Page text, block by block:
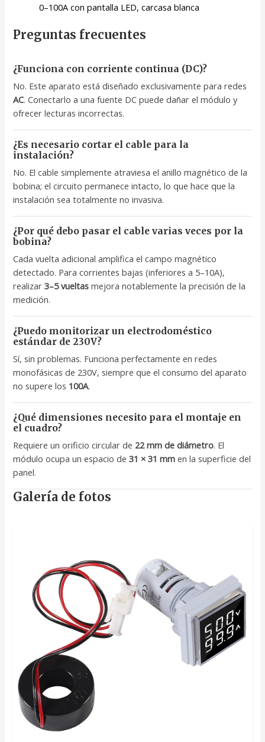
0–100A con pantalla LED, carcasa blanca
Preguntas frecuentes
¿Funciona con corriente continua (DC)?
No. Este aparato está diseñado exclusivamente para redes
AC. Conectarlo a una fuente DC puede dañar el módulo y
ofrecer lecturas incorrectas.
¿Es necesario cortar el cable para la
instalación?
No. El cable simplemente atraviesa el anillo magnético de la
bobina; el circuito permanece intacto, lo que hace que la
instalación sea totalmente no invasiva.
¿Por qué debo pasar el cable varias veces por la
bobina?
Cada vuelta adicional amplifica el campo magnético
detectado. Para corrientes bajas (inferiores a 5–10A),
realizar3–5 vueltas mejora notablemente la precisión de la
medición.
¿Puedo monitorizar un electrodoméstico
estándar de 230V?
Sí, sin problemas. Funciona perfectamente en redes
monofásicas de 230V, siempre que el consumo del aparato
no supere los 100A.
¿Qué dimensiones necesito para el montaje en
el cuadro?
Requiere un orificio circular de 22 mm de diámetro. El
módulo ocupa un espacio de31 × 31 mm en la superficie del
panel.
Galería de fotos